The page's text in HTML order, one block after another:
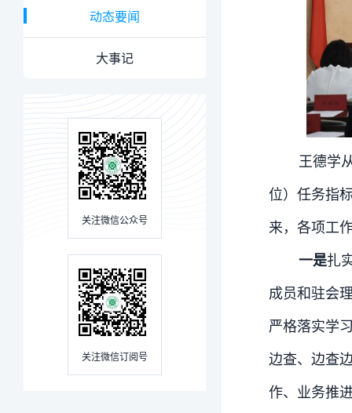
动态要闻
大事记
关注微信公众号
关注微信订阅号
王德学
位）任务指
来，各项工
一是扎
成员和驻会
严格落实学
边查、边查
作、业务推